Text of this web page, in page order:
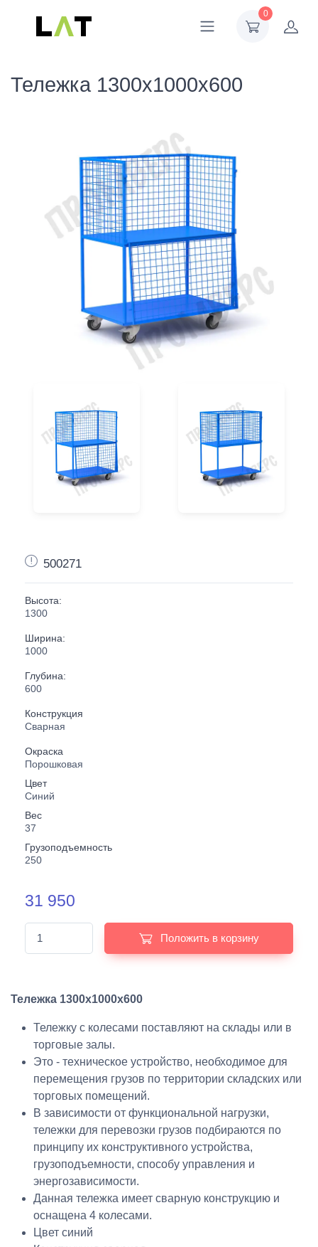
0
Тележка 1300х1000х600
500271
Высота:
1300
Ширина:
1000
Глубина:
600
Конструкция
Сварная
Окраска
Порошковая
Цвет
Синий
Вес
37
Грузоподъемность
250
31 950
Положить в корзину
Тележка 1300х1000х600
Тележку с колесами поставляют на склады или в
торговые залы.
Это - техническое устройство, необходимое для
перемещения грузов по территории складских или
торговых помещений.
В зависимости от функциональной нагрузки,
тележки для перевозки грузов подбираются по
принципу их конструктивного устройства,
грузоподъемности, способу управления и
энергозависимости.
Данная тележка имеет сварную конструкцию и
оснащена 4 колесами.
Цвет синий